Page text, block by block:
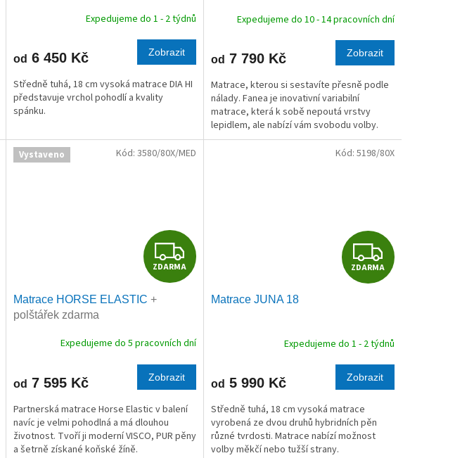
R
M
A
Expedujeme do 1 - 2 týdnů
od 6 450 Kč Zobrazit
Středně tuhá, 18 cm vysoká matrace DIA HI
představuje vrchol pohodlí a kvality
spánku.
R
M
A
Expedujeme do 10 - 14 pracovních dní
od 7 790 Kč Zobrazit
Matrace, kterou si sestavíte přesně podle
nálady. Fanea je inovativní variabilní
matrace, která k sobě nepoutá vrstvy
lepidlem, ale nabízí vám svobodu volby.
Kombinuje kvalitní elastické pěny o gramáži
Vystaveno
Z
D
R
M
A
ZDARMA
Matrace HORSE ELASTIC +
polštářek zdarma
Expedujeme do 5 pracovních dní
od 7 595 Kč Zobrazit
Partnerská matrace Horse Elastic v balení
navíc je velmi pohodlná a má dlouhou
životnost. Tvoří ji moderní VISCO, PUR pěny
a šetrně získané koňské žíně.
Kód: 3580/80X/MED
Z
D
R
M
A
ZDARMA
Matrace JUNA 18
Expedujeme do 1 - 2 týdnů
od 5 990 Kč Zobrazit
Středně tuhá, 18 cm vysoká matrace
vyrobená ze dvou druhů hybridních pěn
různé tvrdosti. Matrace nabízí možnost
volby měkčí nebo tužší strany.
Kód: 5198/80X